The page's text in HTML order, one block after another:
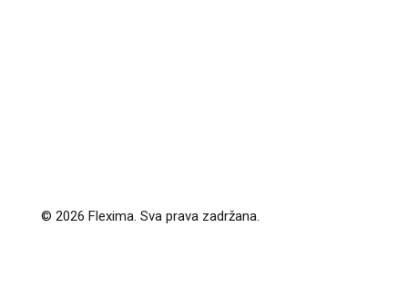
© 2026 Flexima. Sva prava zadržana.